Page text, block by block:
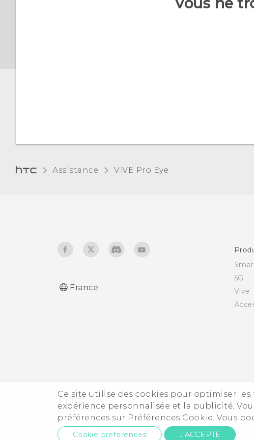
Ce site utilise des cookies pour optimiser
expérience personnalisée et la publicité.
préférences sur Préférences Cookie. Vous
Cookie preferences J'ACCEPTE
Assistance VIVE Pro Eye‎
France
5G
Vive